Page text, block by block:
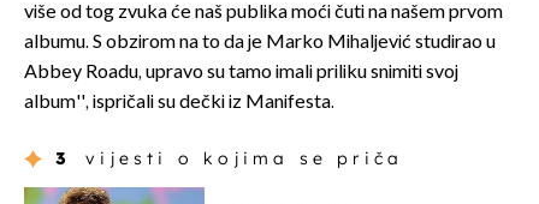
više od tog zvuka će naš publika moći čuti na našem prvom
albumu. S obzirom na to da je Marko Mihaljević studirao u
Abbey Roadu, upravo su tamo imali priliku snimiti svoj
album'', ispričali su dečki iz Manifesta.
3 vijesti o kojima se priča